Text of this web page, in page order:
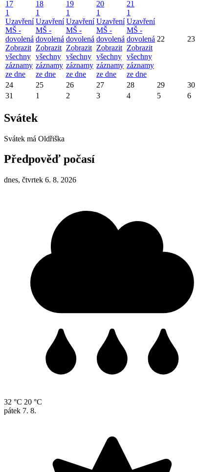
17
1
Uzavření
MŠ -
dovolená
Zobrazit
všechny
záznamy
ze dne
18
1
Uzavření
MŠ -
dovolená
Zobrazit
všechny
záznamy
ze dne
19
1
Uzavření
MŠ -
dovolená
Zobrazit
všechny
záznamy
ze dne
20
1
Uzavření
MŠ -
dovolená
Zobrazit
všechny
záznamy
ze dne
21
1
Uzavření
MŠ -
dovolená
Zobrazit
všechny
záznamy
ze dne
22 23
24 25 26 27 28 29
30
31
1 2 3 4 5 6
Svátek
Svátek má Oldřiška
Předpověď počasí
dnes, čtvrtek 6. 8. 2026
32 °C 20 °C
pátek 7. 8.